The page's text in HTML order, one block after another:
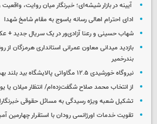
آیینه در بازار شیشه‌ای؛ خبرنگار میان روایت،
ادای احترام اهالی رسانه یاسوج به مقام شامخ شهدا
شهاب حسینی و رعنا آزادی‌ور در یک سریال جدید +
بازدید میدانی معاون عمرانی استانداری هرمزگان از
بندرخمیر
نیروگاه خورشیدی ۱۲.۵ مگاواتی پالایشگاه بید بلند بهبهان وارد مدار تولید شد
از انتخاب محمد صلاح شگفت‌زده‌ام/ انتظار میلان یا
تشکیل شعبه ویژه رسیدگی به مسائل حقوقی
تقویت خدمات اورژانسی رودان با استقرار چهارمین